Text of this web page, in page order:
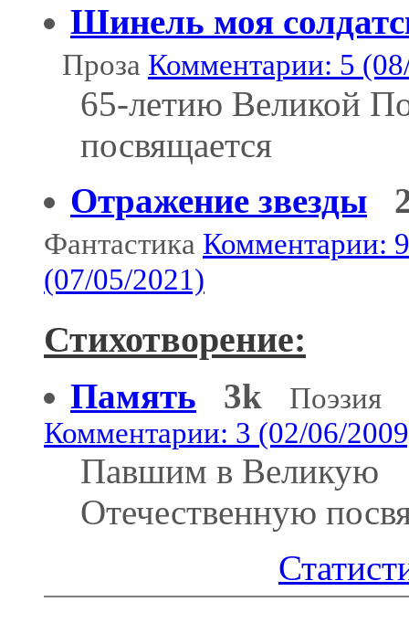
Шинель моя
Проза Комментарии: 5
65-летию Великой
посвящается
Отражение звезды
Фантастика Комментарии: 9
(07/05/2021)
Стихотворение:
Память 3k
Поэзия
Комментарии: 3 (02/06/
Павшим в Великую
Отечественную